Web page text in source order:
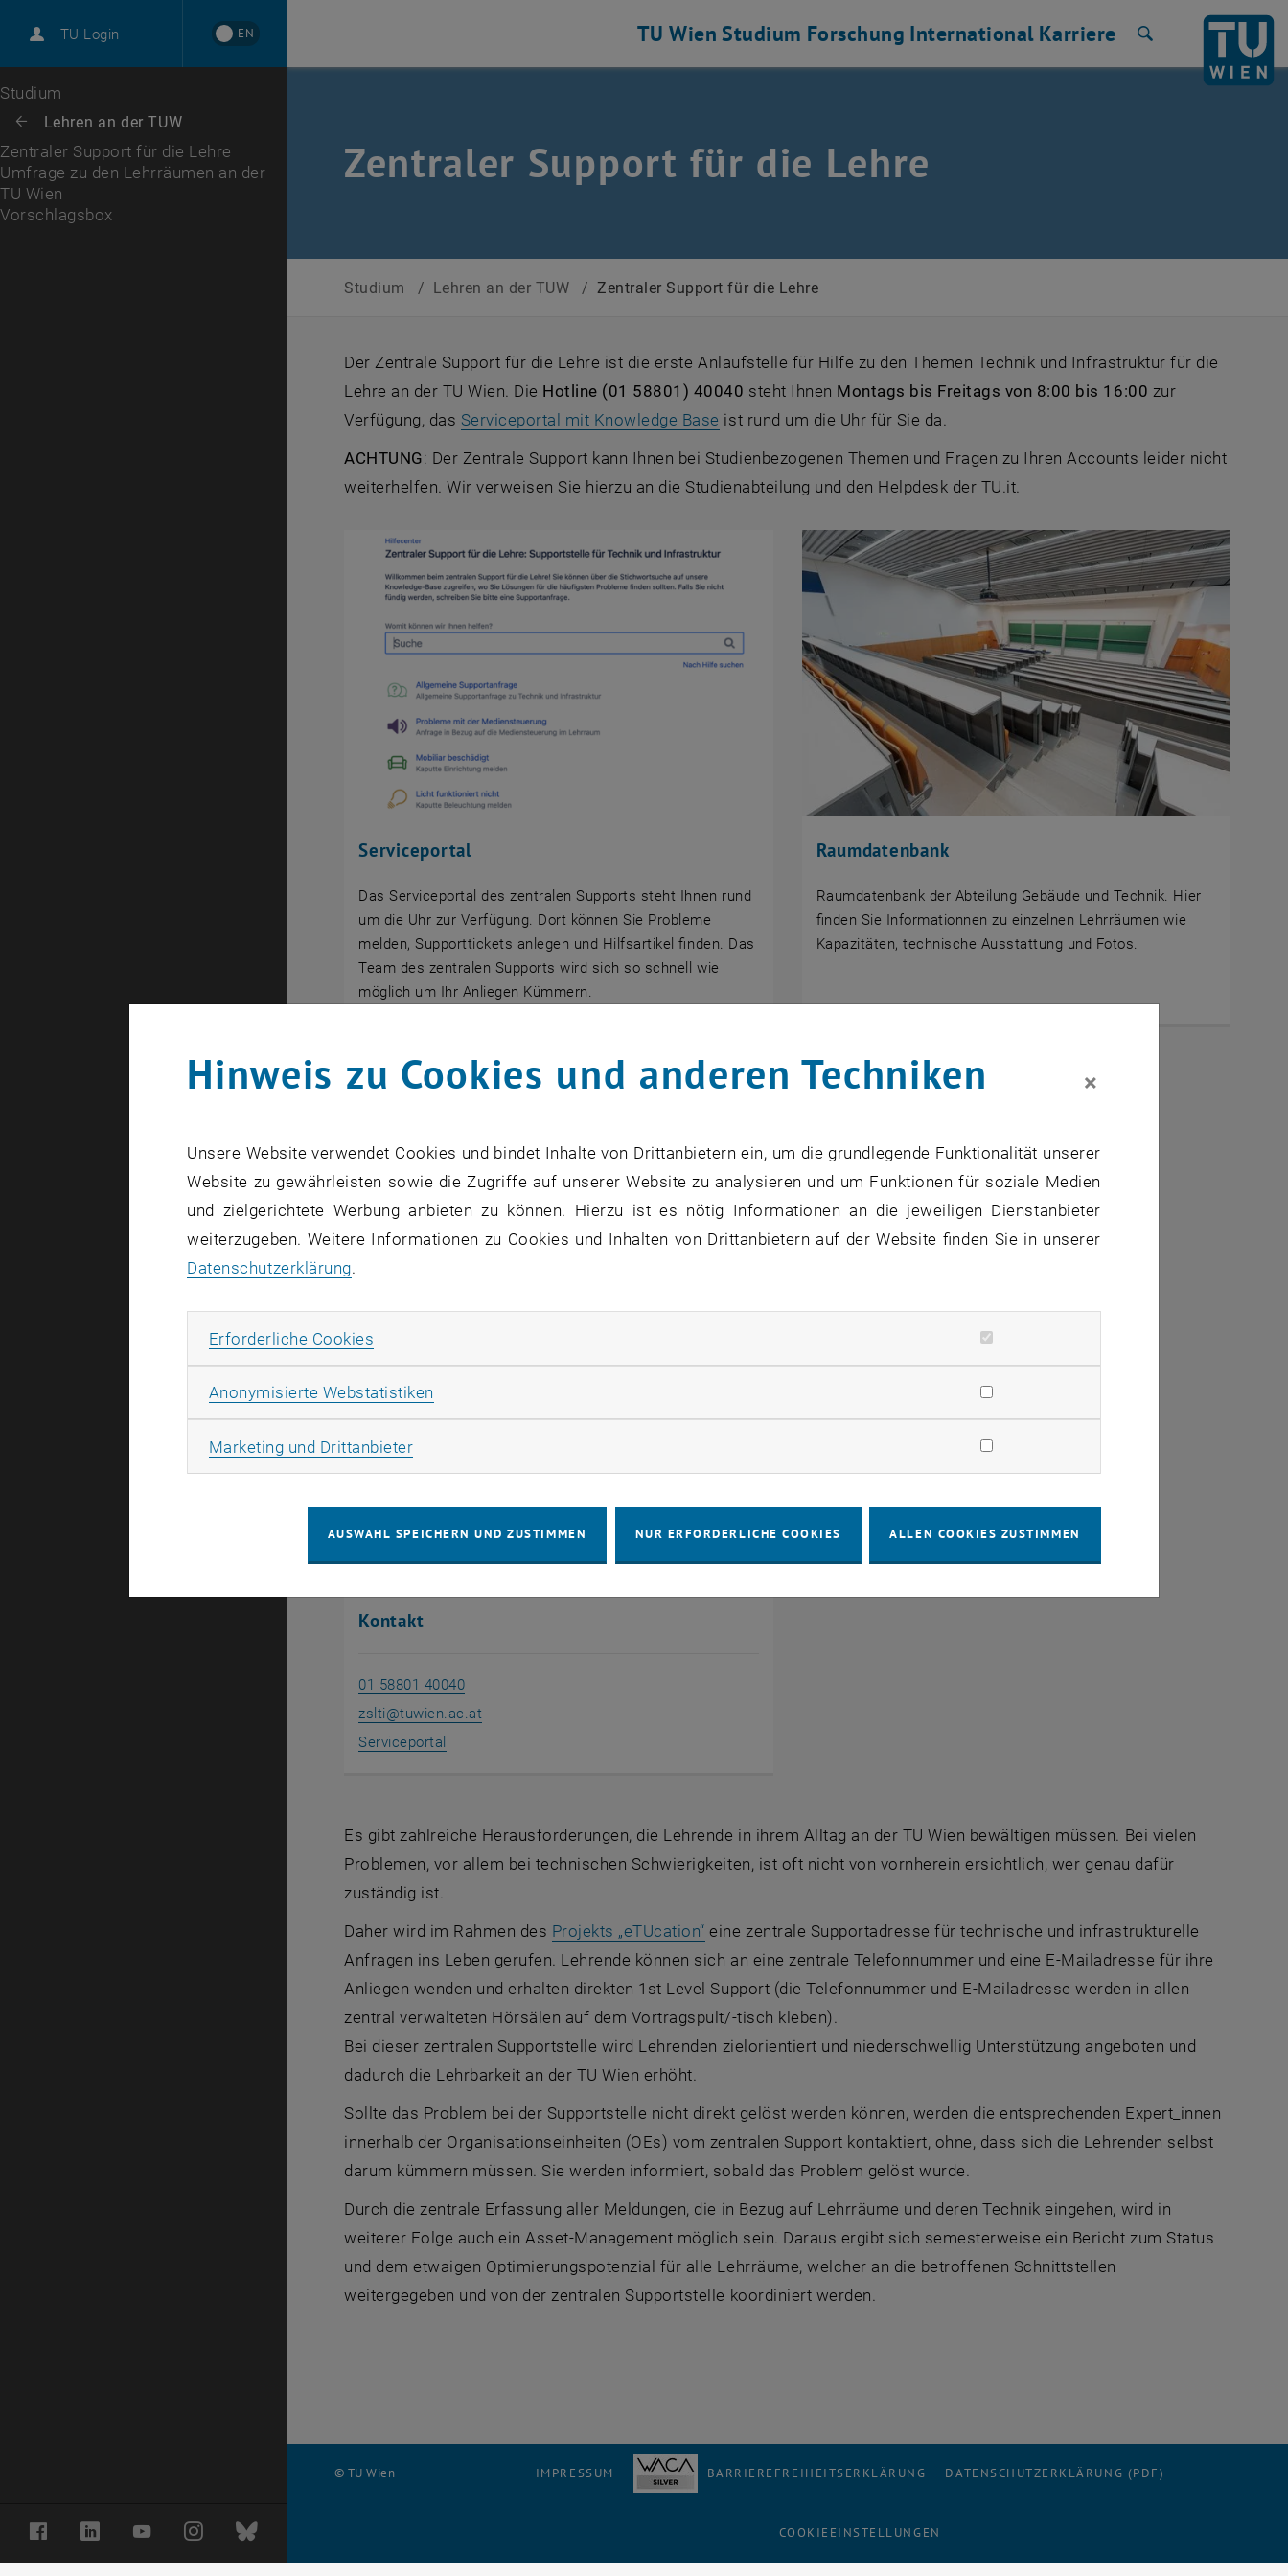
TU Login EN
Karriere
Zur 1. Menü Ebene
Studium
Zurück: Subseiten von Lehren an der TUW auflisten
Zurück zur letzten Ebene:
Lehren an der TUW
Zentraler Support für die Lehre
Umfrage zu den Lehrräumen an der
TU Wien
Vorschlagsbox
FacebookLinkedInYouTubeInstagramBluesky
TU Wien Studium Forschung International Karriere
Zentraler Support für die Lehre
Studium / Lehren an der TUW / Zentraler Support für die Lehre
Der Zentrale Support für die Lehre ist die erste Anlaufstelle für Hilfe zu den Themen Technik und Infrastruktur für die
Lehre an der TU Wien. Die Hotline (01 58801) 40040 steht Ihnen Montags bis Freitags von 8:00 bis 16:00 zur
Verfügung, das Serviceportal mit Knowledge Base , öffnet eine externe URL in einem neuen Fenster
ist rund um die Uhr für Sie da.
ACHTUNG: Der Zentrale Support kann Ihnen bei Studienbezogenen Themen und Fragen zu Ihren Accounts leider nicht
weiterhelfen. Wir verweisen Sie hierzu an die Studienabteilung und den Helpdesk der TU.it.
Serviceportal
Das Serviceportal des zentralen Supports steht Ihnen rund
um die Uhr zur Verfügung. Dort können Sie Probleme
melden, Supporttickets anlegen und Hilfsartikel finden. Das
Team des zentralen Supports wird sich so schnell wie
möglich um Ihr Anliegen Kümmern.
Raumdatenbank
Raumdatenbank der Abteilung Gebäude und Technik. Hier
finden Sie Informationnen zu einzelnen Lehrräumen wie
Kapazitäten, technische Ausstattung und Fotos.
Sie suchen einen Bestimmten Raum oder wollen sich mit
einem Campus vertraut machen? TU Maps dient als
praktische Orientierungshilfe, um die vielen Räume und
Kontakt
01 58801 40040
zslti@tuwien.ac.at
Serviceportal
Es gibt zahlreiche Herausforderungen, die Lehrende in ihrem Alltag an der TU Wien bewältigen müssen. Bei vielen
Problemen, vor allem bei technischen Schwierigkeiten, ist oft nicht von vornherein ersichtlich, wer genau dafür
zuständig ist.
Daher wird im Rahmen des Projekts „eTUcation“ eine zentrale Supportadresse für technische und infrastrukturelle
Anfragen ins Leben gerufen. Lehrende können sich an eine zentrale Telefonnummer und eine E-Mailadresse für ihre
Anliegen wenden und erhalten direkten 1st Level Support (die Telefonnummer und E-Mailadresse werden in allen
zentral verwalteten Hörsälen auf dem Vortragspult/-tisch kleben).
Bei dieser zentralen Supportstelle wird Lehrenden zielorientiert und niederschwellig Unterstützung angeboten und
dadurch die Lehrbarkeit an der TU Wien erhöht.
Sollte das Problem bei der Supportstelle nicht direkt gelöst werden können, werden die entsprechenden Expert_innen
innerhalb der Organisationseinheiten (OEs) vom zentralen Support kontaktiert, ohne, dass sich die Lehrenden selbst
darum kümmern müssen. Sie werden informiert, sobald das Problem gelöst wurde.
Durch die zentrale Erfassung aller Meldungen, die in Bezug auf Lehrräume und deren Technik eingehen, wird in
weiterer Folge auch ein Asset-Management möglich sein. Daraus ergibt sich semesterweise ein Bericht zum Status
und dem etwaigen Optimierungspotenzial für alle Lehrräume, welcher an die betroffenen Schnittstellen
weitergegeben und von der zentralen Supportstelle koordiniert werden.
© TU Wien IMPRESSUM BARRIEREFREIHEITSERKLÄRUNG DATENSCHUTZERKLÄRUNG (PDF)
COOKIEEINSTELLUNGEN
Hinweis zu Cookies und anderen Techniken ×
Unsere Website verwendet Cookies und bindet Inhalte von Drittanbietern ein, um die grundlegende Funktionalität unserer
Website zu gewährleisten sowie die Zugriffe auf unserer Website zu analysieren und um Funktionen für soziale Medien
und zielgerichtete Werbung anbieten zu können. Hierzu ist es nötig Informationen an die jeweiligen Dienstanbieter
weiterzugeben. Weitere Informationen zu Cookies und Inhalten von Drittanbietern auf der Website finden Sie in unserer
Datenschutzerklärung.
Erforderliche Cookies
Anonymisierte Webstatistiken
Marketing und DrittanbieterMarketing Cookies zulassen
AUSWAHL SPEICHERN UND ZUSTIMMEN NUR ERFORDERLICHE COOKIES ALLEN COOKIES ZUSTIMMEN